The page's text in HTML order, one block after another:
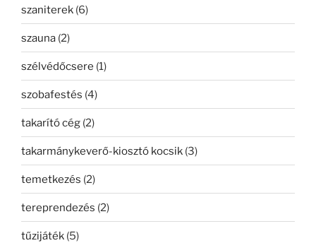
szaniterek (6)
szauna (2)
szélvédőcsere (1)
szobafestés (4)
takarító cég (2)
takarmánykeverő-kiosztó kocsik (3)
temetkezés (2)
tereprendezés (2)
tűzijáték (5)